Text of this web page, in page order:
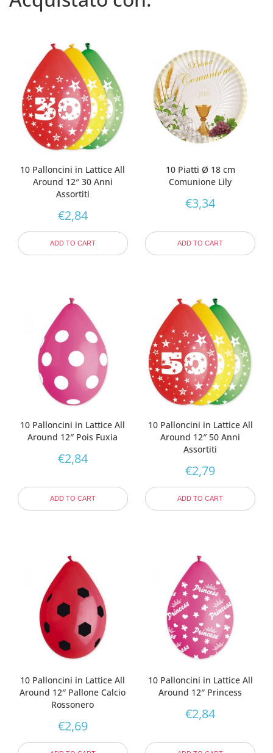
10 Palloncini in Lattice All
Around 12″ 30 Anni
Assortiti
€2,84
ADD TO CART
10 Piatti Ø 18 cm
Comunione Lily
€3,34
ADD TO CART
10 Palloncini in Lattice All
Around 12″ Pois Fuxia
€2,84
ADD TO CART
10 Palloncini in Lattice All
Around 12″ 50 Anni
Assortiti
€2,79
ADD TO CART
10 Palloncini in Lattice All
Around 12″ Pallone Calcio
Rossonero
€2,69
10 Palloncini in Lattice All
Around 12″ Princess
€2,84